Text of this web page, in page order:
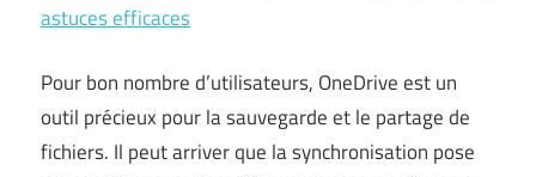
astuces efficaces
Pour bon nombre d’utilisateurs, OneDrive est un
outil précieux pour la sauvegarde et le partage de
fichiers. Il peut arriver que la synchronisation pose